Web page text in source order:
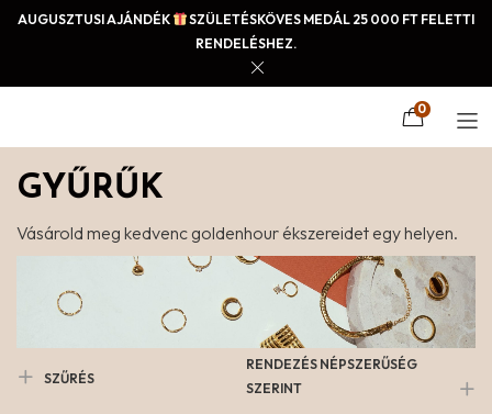
AUGUSZTUSI AJÁNDÉK
SZÜLETÉSKÖVES MEDÁL 25 000 FT FELETTI
RENDELÉSHEZ.
0
GYŰRŰK
Vásárold meg kedvenc goldenhour ékszereidet egy helyen.
SZŰRÉS
RENDEZÉS NÉPSZERŰSÉG
SZERINT